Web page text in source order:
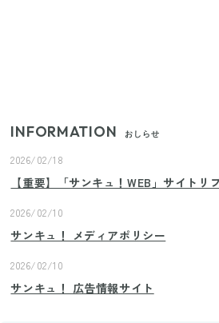
INFORMATION おしらせ
2026/02/18
【重要】「サンキュ！WEB」サイトリ
2026/02/10
サンキュ！ メディアポリシー
2026/02/10
サンキュ！ 広告情報サイト